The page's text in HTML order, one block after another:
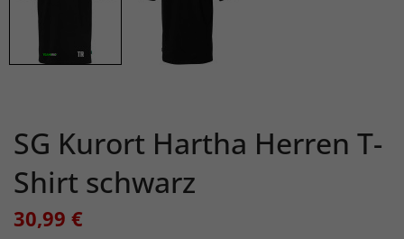
SG Kurort Hartha Herren T-
Shirt schwarz
30,99 €